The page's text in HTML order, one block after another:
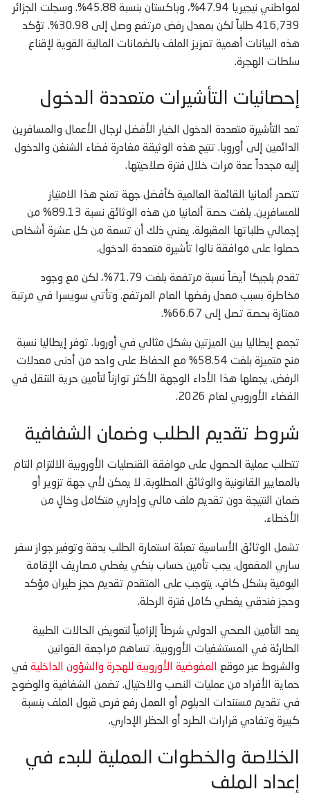
لمواطني نيجيريا 47.94%، وباكستان بنسبة 45.88%. وسجلت الجزائر
416,739 طلباً لكن بمعدل رفض مرتفع وصل إلى 30.98%. تؤكد
هذه البيانات أهمية تعزيز الملف بالضمانات المالية القوية لإقناع
سلطات الهجرة.
إحصائيات التأشيرات متعددة الدخول
تعد التأشيرة متعددة الدخول الخيار الأفضل لرجال الأعمال والمسافرين
الدائمين إلى أوروبا. تتيح هذه الوثيقة مغادرة فضاء الشنغن والدخول
إليه مجدداً عدة مرات خلال فترة صلاحيتها.
تتصدر ألمانيا القائمة العالمية كأفضل جهة تمنح هذا الامتياز
للمسافرين. بلغت حصة ألمانيا من هذه الوثائق نسبة 89.13% من
إجمالي طلباتها المقبولة. يعني ذلك أن تسعة من كل عشرة أشخاص
حصلوا على موافقة نالوا تأشيرة متعددة الدخول.
تقدم بلجيكا أيضاً نسبة مرتفعة بلغت 71.79%، لكن مع وجود
مخاطرة بسبب معدل رفضها العام المرتفع. وتأتي سويسرا في مرتبة
ممتازة بحصة تصل إلى 66.67%.
تجمع إيطاليا بين الميزتين بشكل مثالي في أوروبا. توفر إيطاليا نسبة
منح متميزة بلغت 58.54% مع الحفاظ على واحد من أدنى معدلات
الرفض. يجعلها هذا الأداء الوجهة الأكثر توازناً لتأمين حرية التنقل في
الفضاء الأوروبي لعام 2026.
شروط تقديم الطلب وضمان الشفافية
تتطلب عملية الحصول على موافقة القنصليات الأوروبية الالتزام التام
بالمعايير القانونية والوثائق المطلوبة. لا يمكن لأي جهة تزوير أو
ضمان النتيجة دون تقديم ملف مالي وإداري متكامل وخالٍ من
الأخطاء.
تشمل الوثائق الأساسية تعبئة استمارة الطلب بدقة وتوفير جواز سفر
ساري المفعول. يجب تأمين حساب بنكي يغطي مصاريف الإقامة
اليومية بشكل كافٍ. يتوجب على المتقدم تقديم حجز طيران مؤكد
وحجز فندقي يغطي كامل فترة الرحلة.
يعد التأمين الصحي الدولي شرطاً إلزامياً لتعويض الحالات الطبية
الطارئة في المستشفيات الأوروبية. تساهم مراجعة القوانين
والشروط عبر موقع
المفوضية الأوروبية للهجرة والشؤون الداخلية في
حماية الأفراد من عمليات النصب والاحتيال. تضمن الشفافية والوضوح
في تقديم مستندات الدبلوم أو العمل رفع فرص قبول الملف بنسبة
كبيرة وتفادي قرارات الطرد أو الحظر الإداري.
الخلاصة والخطوات العملية للبدء في
إعداد الملف